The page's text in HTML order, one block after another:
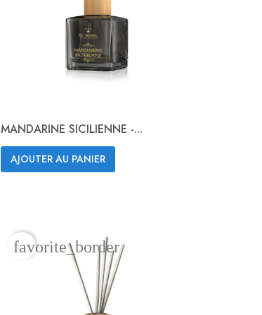
 Aperçu rapide
MANDARINE SICILIENNE -...
AJOUTER AU PANIER
favorite_border